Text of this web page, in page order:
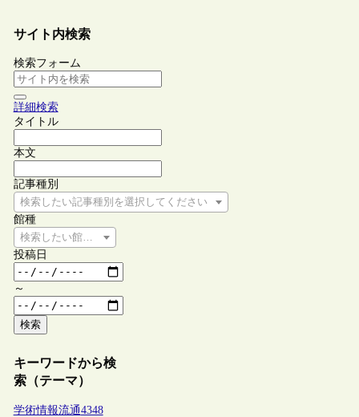
サイト内検索
検索フォーム
詳細検索
タイトル
本文
記事種別
検索したい記事種別を選択してください
館種
検索したい館種を選択してください
投稿日
～
検索
キーワードから検
索（テーマ）
学術情報流通4348